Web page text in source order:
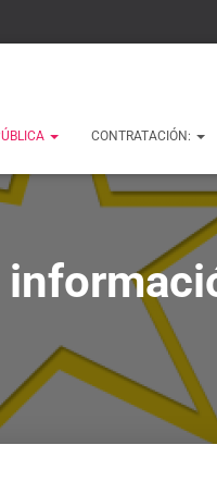
CONTRATACIÓN: